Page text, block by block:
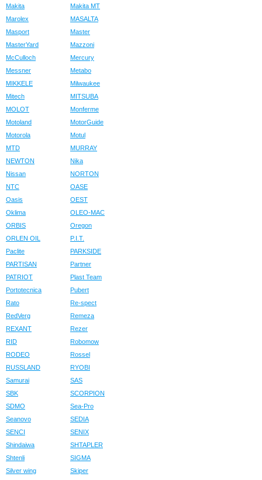
Makita
Makita MT
Marolex
MASALTA
Masport
Master
MasterYard
Mazzoni
McCulloch
Mercury
Messner
Metabo
MIKKELE
Milwaukee
Mitech
MITSUBA
MOLOT
Monferme
Motoland
MotorGuide
Motorola
Motul
MTD
MURRAY
NEWTON
Nika
Nissan
NORTON
NTC
OASE
Oasis
OEST
Oklima
OLEO-MAC
ORBIS
Oregon
ORLEN OIL
P.I.T.
Paclite
PARKSIDE
PARTISAN
Partner
PATRIOT
Plast Team
Portotecnica
Pubert
Rato
Re-spect
RedVerg
Remeza
REXANT
Rezer
RID
Robomow
RODEO
Rossel
RUSSLAND
RYOBI
Samurai
SAS
SBK
SCORPION
SDMO
Sea-Pro
Seanovo
SEDIA
SENCI
SENIX
Shindaiwa
SHTAPLER
Shtenli
SIGMA
Silver wing
Skiper